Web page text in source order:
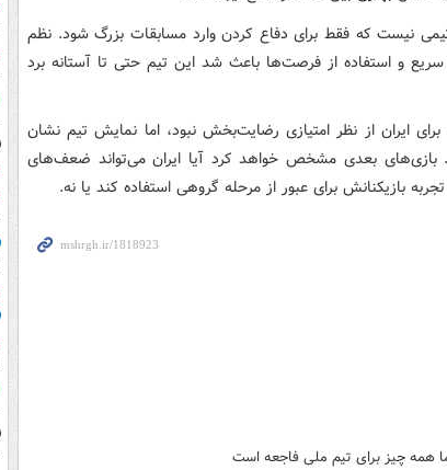
نیست که فقط برای دفاع کردن وارد مسابقات بزرگ شود. نظم
سریع و استفاده از فرصت‌ها باعث شد این تیم حتی تا آستانه برد
نتیجه ۲–۲ شاید برای ایران از نظر امتیازی رضایت‌بخش نبود، اما نمایش تیم نشان
بازی‌های بعدی مشخص خواهد کرد آیا ایران می‌تواند ضعف‌های
بازیکنانش برای عبور از مرحله گروهی استفاده کند یا نه.
همه چیز برای تیم ملی فاجعه است